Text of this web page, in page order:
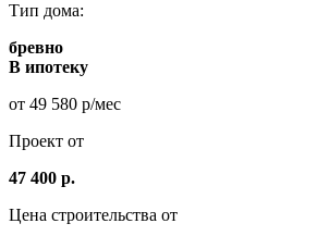
Тип дома:
бревно
В ипотеку
от 49 580 р/мес
Проект от
47 400 р.
Цена строительства от